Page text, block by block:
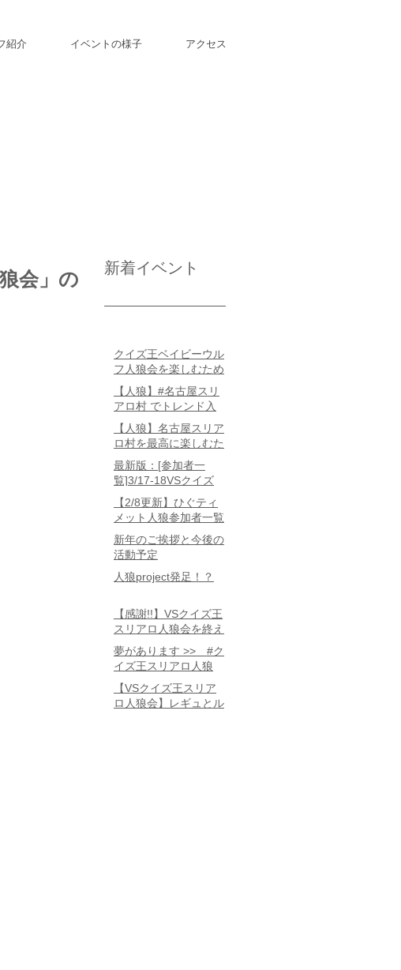
紹介 イベントの様子 アクセス
会」の
新着イベント
クイズ王ベイビーウル
フ人狼会を楽しむため
に知っておきたい3つ
のこと
【人狼】#名古屋スリ
アロ村 でトレンド入
りしたいねん。
【人狼】名古屋スリア
ロ村を最高に楽しむた
めに知っておくべき7
つのこと
最新版：[参加者一
覧]3/17-18VSクイズ
王人狼会in名古屋
【2/8更新】ひぐティ
メット人狼参加者一覧
新年のご挨拶と今後の
活動予定
人狼project発足！？
【感謝!!】VSクイズ王
スリアロ人狼会を終え
て
夢があります >> #ク
イズ王スリアロ人狼
会 でつぶやこう！！
【VSクイズ王スリア
ロ人狼会】レギュとル